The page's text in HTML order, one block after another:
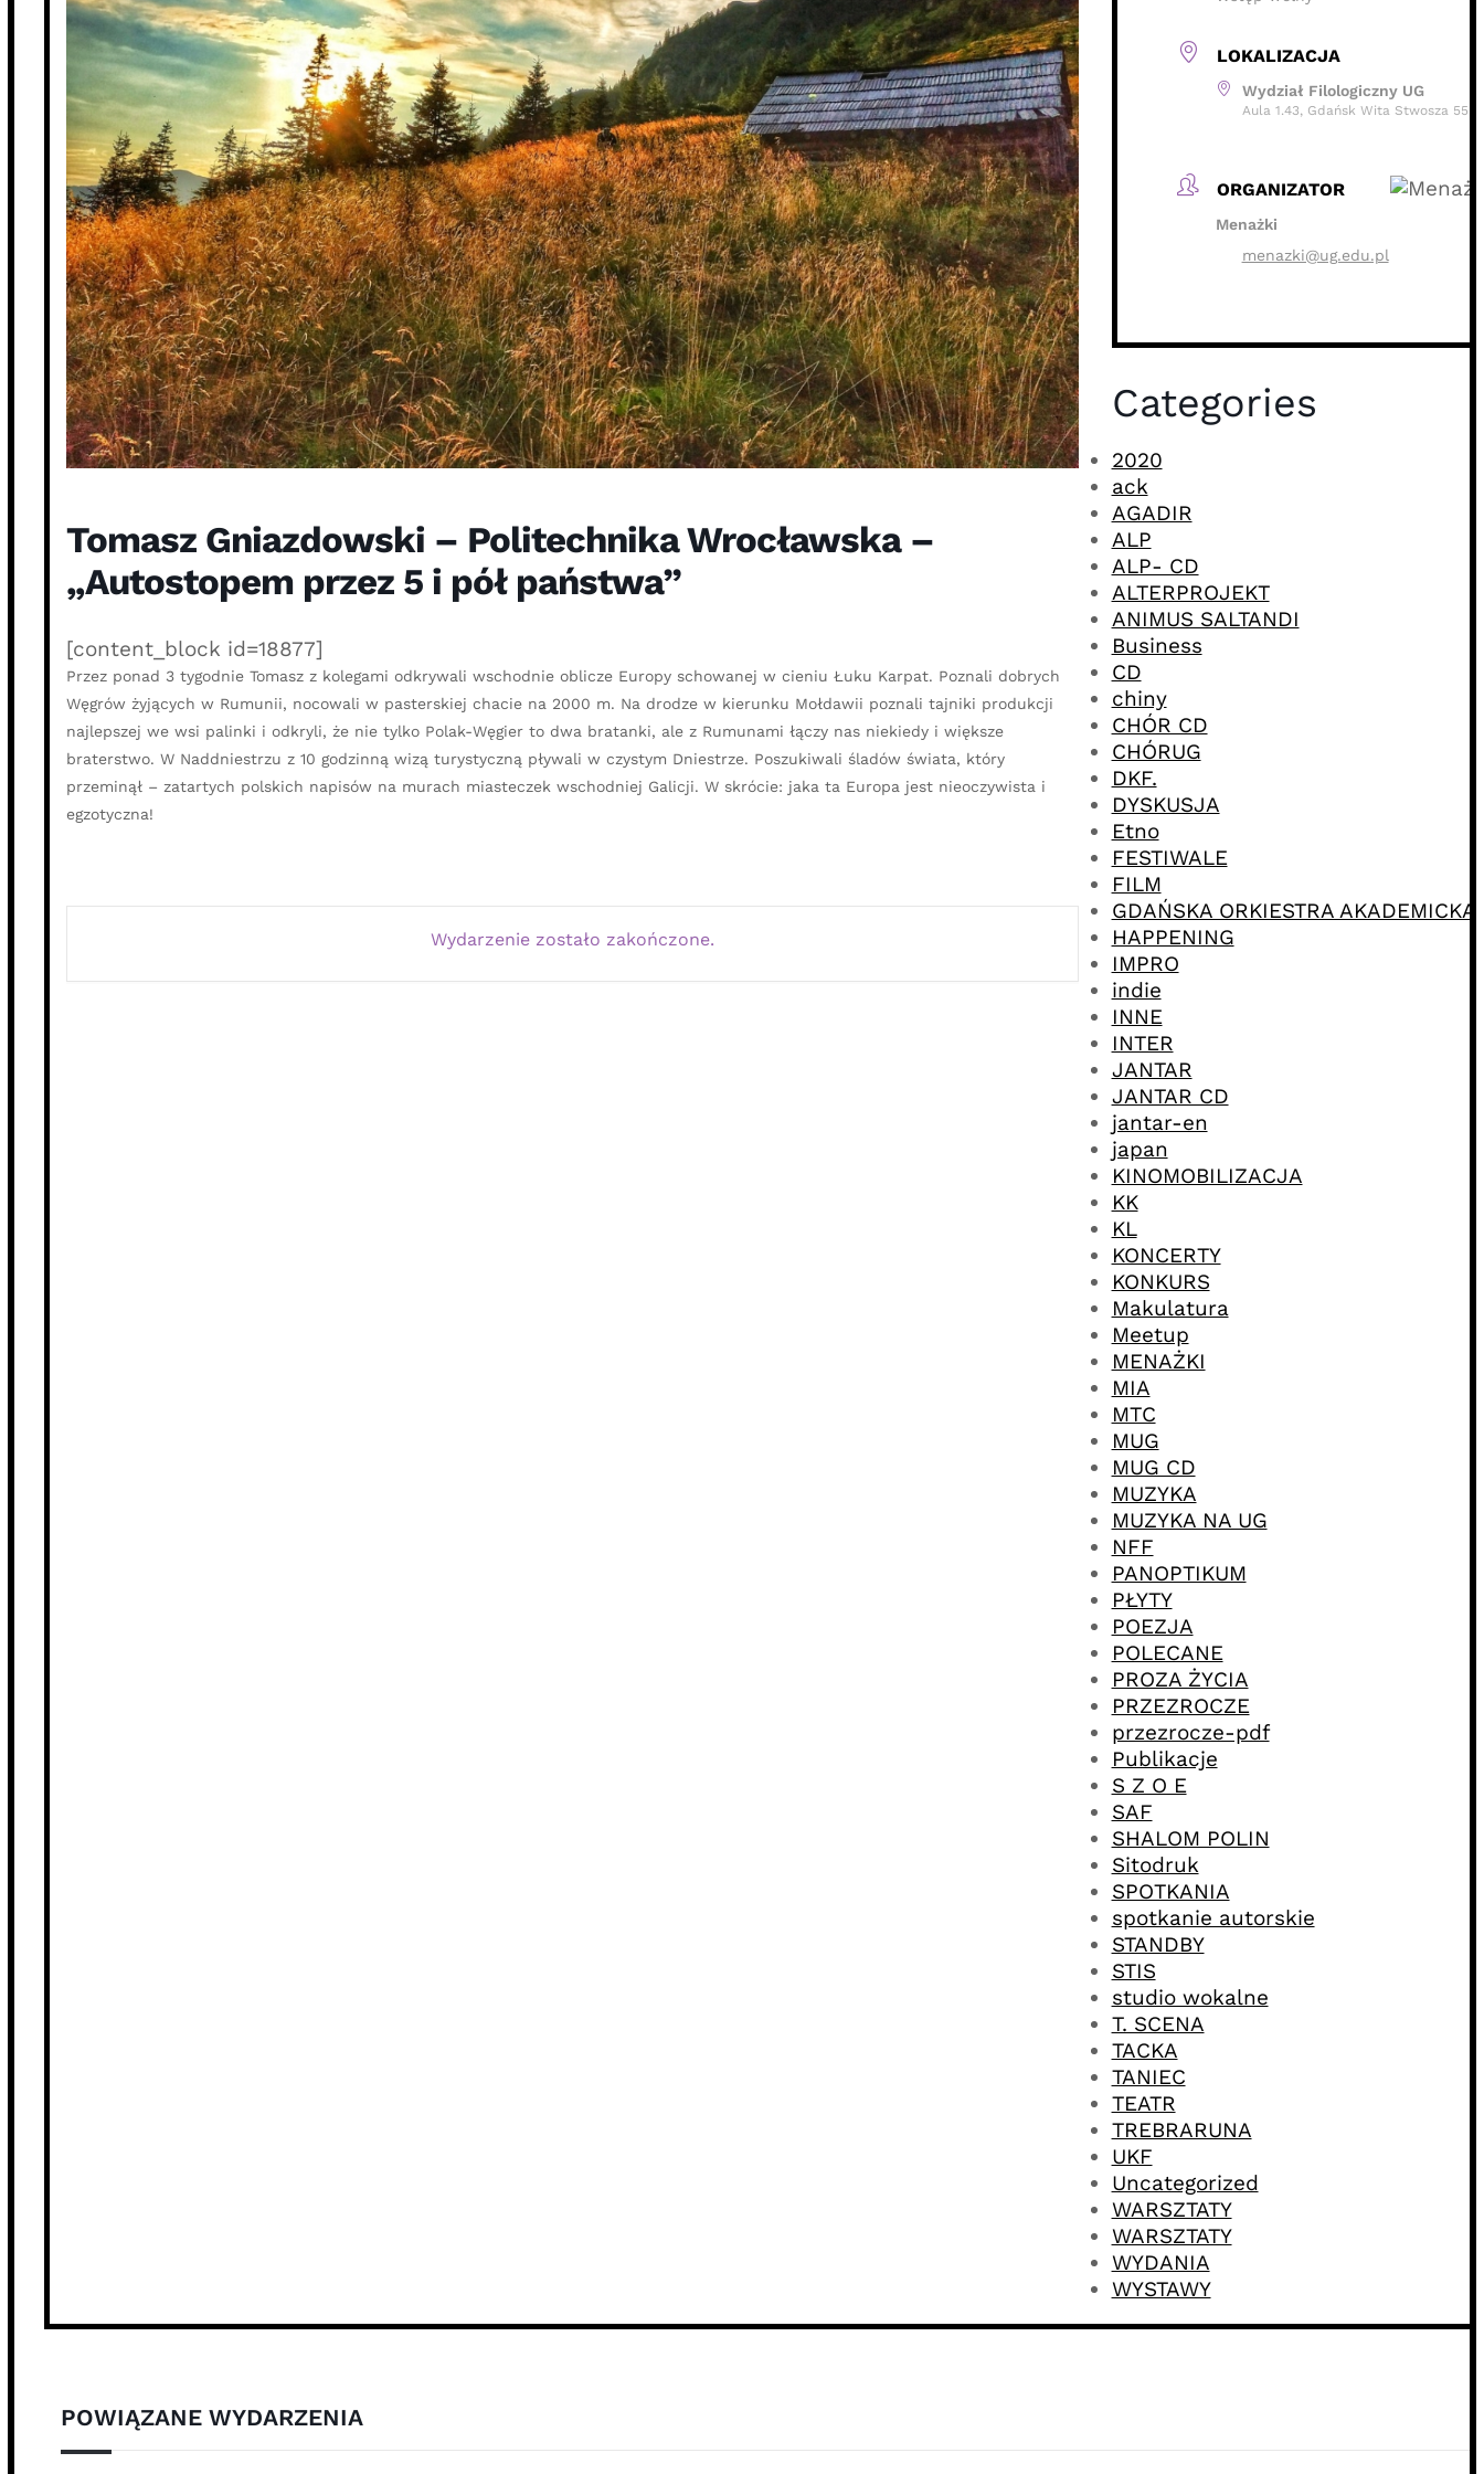
Tomasz Gniazdowski – Politechnika Wrocławska –
„Autostopem przez 5 i pół państwa”
[content_block id=18877]
Przez ponad 3 tygodnie Tomasz z kolegami odkrywali wschodnie oblicze Europy schowanej w cieniu Łuku Karpat. Poznali dobrych
Węgrów żyjących w Rumunii, nocowali w pasterskiej chacie na 2000 m. Na drodze w kierunku Mołdawii poznali tajniki produkcji
najlepszej we wsi palinki i odkryli, że nie tylko Polak-Węgier to dwa bratanki, ale z Rumunami łączy nas niekiedy i większe
braterstwo. W Naddniestrzu z 10 godzinną wizą turystyczną pływali w czystym Dniestrze. Poszukiwali śladów świata, który
przeminął – zatartych polskich napisów na murach miasteczek wschodniej Galicji. W skrócie: jaka ta Europa jest nieoczywista i
egzotyczna!
Wydarzenie zostało zakończone.
LOKALIZACJA
Wydział Filologiczny UG
Aula 1.43, Gdańsk Wita Stwosza 55
ORGANIZATOR
Menażki
menazki@ug.edu.pl
Categories
2020
ack
AGADIR
ALP
ALP- CD
ALTERPROJEKT
ANIMUS SALTANDI
Business
CD
chiny
CHÓR CD
CHÓRUG
DKF.
DYSKUSJA
Etno
FESTIWALE
FILM
GDAŃSKA ORKIESTRA AKADEMICKA
HAPPENING
IMPRO
indie
INNE
INTER
JANTAR
JANTAR CD
jantar-en
japan
KINOMOBILIZACJA
KK
KL
KONCERTY
KONKURS
Makulatura
Meetup
MENAŻKI
MIA
MTC
MUG
MUG CD
MUZYKA
MUZYKA NA UG
NFF
PANOPTIKUM
PŁYTY
POEZJA
POLECANE
PROZA ŻYCIA
PRZEZROCZE
przezrocze-pdf
Publikacje
S Z O E
SAF
SHALOM POLIN
Sitodruk
SPOTKANIA
spotkanie autorskie
STANDBY
STIS
studio wokalne
T. SCENA
TACKA
TANIEC
TEATR
TREBRARUNA
UKF
Uncategorized
WARSZTATY
WARSZTATY
WYDANIA
WYSTAWY
POWIĄZANE WYDARZENIA